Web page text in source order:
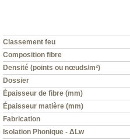
Classement feu
Composition fibre
Densité (points ou nœuds/m²)
Dossier
Épaisseur de fibre (mm)
Épaisseur matière (mm)
Fabrication
Isolation Phonique - ΔLw